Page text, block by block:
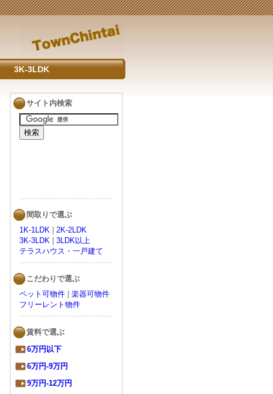
3K-3LDK
サイト内検索
間取りで選ぶ
1K-1LDK
2K-2LDK
3K-3LDK
3LDK以上
テラスハウス・一戸建て
こだわりで選ぶ
ペット可物件
楽器可物件
フリーレント物件
賃料で選ぶ
6万円以下
6万円-9万円
9万円-12万円